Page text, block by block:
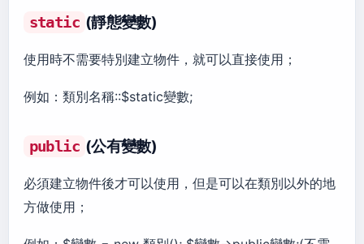
static (靜態變數)
使用時不需要特別建立物件，就可以直接使用；
例如：類別名稱::$static變數;
public (公有變數)
必須建立物件後才可以使用，但是可以在類別以外的地
方做使用；